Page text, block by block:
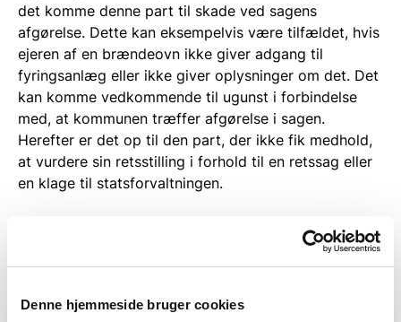
Denne hjemmeside bruger cookies
det komme denne part til skade ved sagens
afgørelse. Dette kan eksempelvis være tilfældet, hvis
ejeren af en brændeovn ikke giver adgang til
fyringsanlæg eller ikke giver oplysninger om det. Det
kan komme vedkommende til ugunst i forbindelse
med, at kommunen træffer afgørelse i sagen.
Herefter er det op til den part, der ikke fik medhold,
at vurdere sin retsstilling i forhold til en retssag eller
en klage til statsforvaltningen.
En klage til Statsforvaltningen kan dog kun være
rettet mod, hvorvidt kommunen har opfyldt sin
tilsynsforpligtigelse og ikke rettet mod afgørelsens
ej. Det er heller ikke sikkert, at Statsforvaltningen vil